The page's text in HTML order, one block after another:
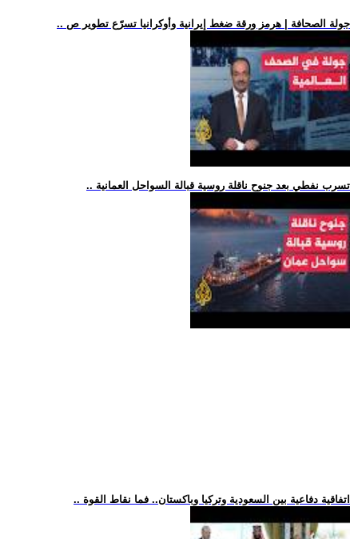
.. جولة الصحافة | هرمز ورقة ضغط إيرانية وأوكرانيا تسرّع تطوير ص
.. تسرب نفطي بعد جنوح ناقلة روسية قبالة السواحل العمانية
.. اتفاقية دفاعية بين السعودية وتركيا وباكستان.. فما نقاط القوة